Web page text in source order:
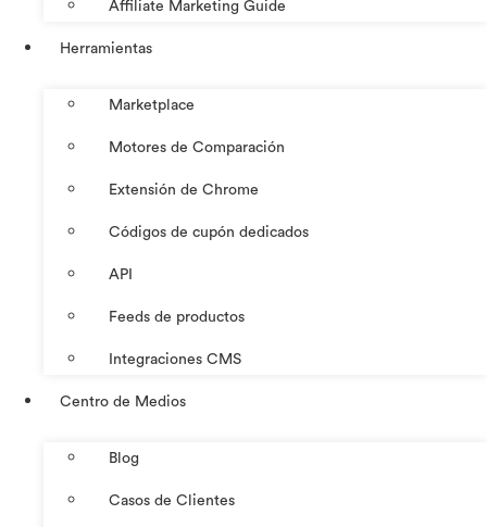
Affiliate Marketing Guide
Herramientas
Marketplace
Motores de Comparación
Extensión de Chrome
Códigos de cupón dedicados
API
Feeds de productos
Integraciones CMS
Centro de Medios
Blog
Casos de Clientes